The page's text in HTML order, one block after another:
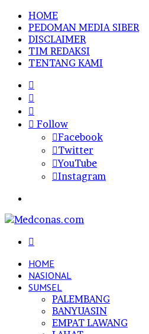
HOME
PEDOMAN MEDIA SIBER
DISCLAIMER
TIM REDAKSI
TENTANG KAMI
In
Follow
Facebook
Twitter
YouTube
Instagram
HOME
NASIONAL
SUMSEL
PALEMBANG
BANYUASIN
EMPAT LAWANG